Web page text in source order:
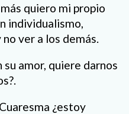
quiero mi propio
individualismo,
ver a los demás.
amor, quiere darnos
¿estoy